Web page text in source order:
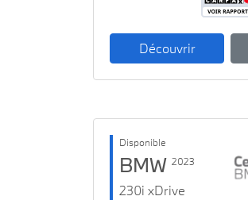
Découvrir
Disponible
BMW 2023
230i xDrive